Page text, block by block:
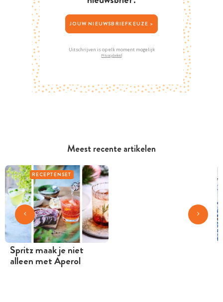
Meest recente artikelen
RECEPTENSET
Spritz maak je niet
alleen met Aperol
JOUW NIEUWSBRIEFKEUZE >
Uitschrijven is op elk moment mogelijk
Privacybeleid